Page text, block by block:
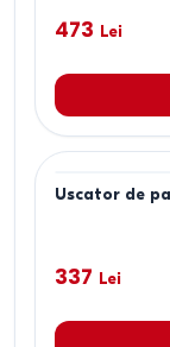
473 Lei
Uscator de
337 Lei